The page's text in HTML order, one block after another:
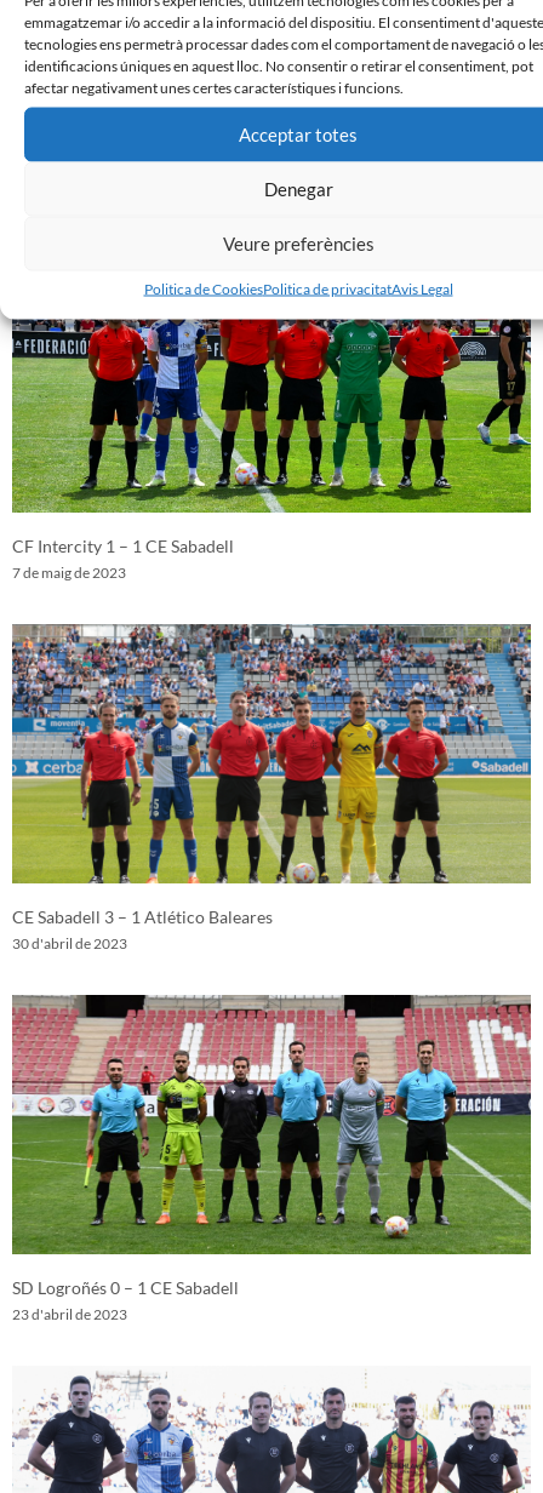
emmagatzemar i/o accedir a la informació del dispositiu. El consentiment
tecnologies ens permetrà processar dades com el comportament de navegació o
identificacions úniques en aquest lloc. No consentir o retirar el consentiment, pot
afectar negativament unes certes característiques i funcions.
Acceptar totes
Denegar
Veure preferències
Politica de CookiesPolitica de privacitatAvis Legal
CF Intercity 1 – 1 CE Sabadell
7 de maig de 2023
CE Sabadell 3 – 1 Atlético Baleares
30 d'abril de 2023
SD Logroñés 0 – 1 CE Sabadell
23 d'abril de 2023